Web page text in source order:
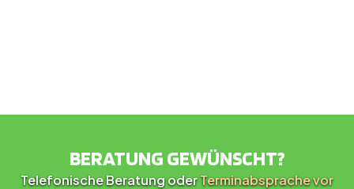
BERATUNG GEWÜNSCHT?
Telefonische Beratung oderTerminabsprache vor